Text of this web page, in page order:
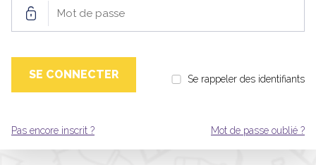
Se rappeler des identifiants
Pas encore inscrit ? Mot de passe oublié ?